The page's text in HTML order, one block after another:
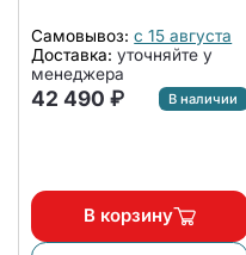
(комплект)
Самовывоз: с 15 августа
Доставка: уточняйте у
менеджера
42 490 ₽ В наличии
В корзину